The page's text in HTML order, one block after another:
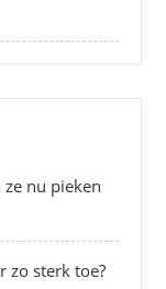
nu pieken
zo sterk toe?